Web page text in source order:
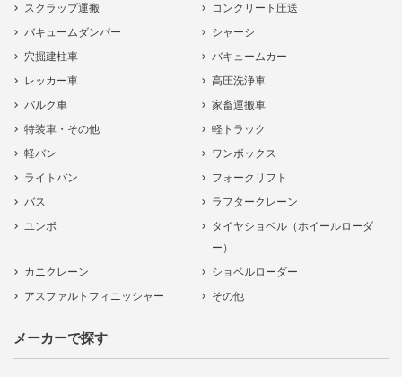
スクラップ運搬
コンクリート圧送
バキュームダンパー
シャーシ
穴掘建柱車
バキュームカー
レッカー車
高圧洗浄車
バルク車
家畜運搬車
特装車・その他
軽トラック
軽バン
ワンボックス
ライトバン
フォークリフト
バス
ラフタークレーン
ユンボ
タイヤショベル（ホイールローダ
ー）
カニクレーン
ショベルローダー
アスファルトフィニッシャー
その他
メーカーで探す